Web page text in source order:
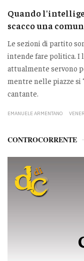
Quando
scacco una
Le sezioni di partito
intende fare politica. I
attualmente servono
mentre nelle piazze si
cantante.
EMANUELE ARMENTANO
CONTROCORRENTE